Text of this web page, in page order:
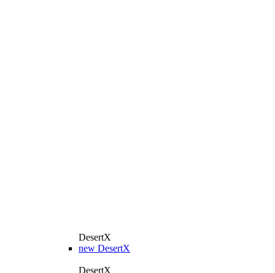
DesertX
new DesertX
DesertX